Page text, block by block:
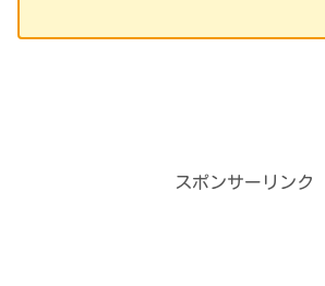
スポンサーリンク